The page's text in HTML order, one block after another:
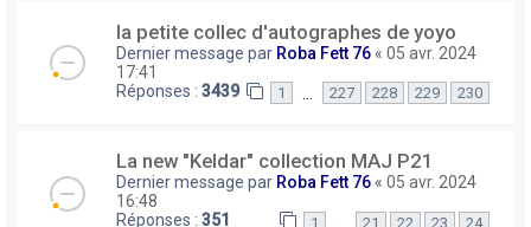
la petite collec d'autographes de yoyo
Dernier message par Roba Fett 76 « 05 avr. 2024
17:41
Réponses : 3439 1 227 228 229 230
La new "Keldar" collection MAJ P21
Dernier message par Roba Fett 76 « 05 avr. 2024
16:48
Réponses : 351 1 21 22 23 24